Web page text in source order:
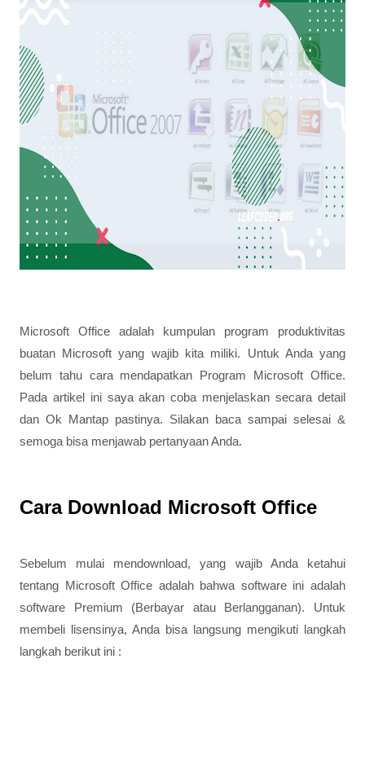
Microsoft Office adalah kumpulan program produktivitas
buatan Microsoft yang wajib kita miliki. Untuk Anda yang
belum tahu cara mendapatkan Program Microsoft Office.
Pada artikel ini saya akan coba menjelaskan secara detail
dan Ok Mantap pastinya. Silakan baca sampai selesai &
semoga bisa menjawab pertanyaan Anda.
Cara Download Microsoft Office
Sebelum mulai mendownload, yang wajib Anda ketahui
tentang Microsoft Office adalah bahwa software ini adalah
software Premium (Berbayar atau Berlangganan). Untuk
membeli lisensinya, Anda bisa langsung mengikuti langkah
langkah berikut ini :